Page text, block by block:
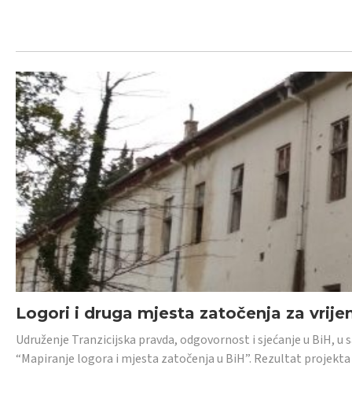
Logori i druga mjesta zatočenja za
Udruženje Tranzicijska pravda, odgovornost i sjećanje u BiH,
“Mapiranje logora i mjesta zatočenja u BiH”. Rezultat